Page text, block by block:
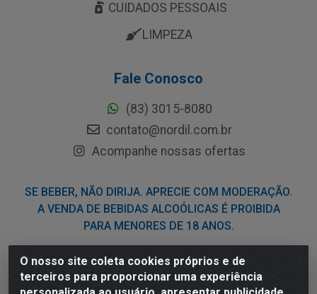
O nosso site coleta cookies próprios e de
terceiros para proporcionar uma experiência
CUIDADOS PESSOAIS
LIMPEZA
Fale Conosco
(83) 3015-8080
contato@nordil.com.br
Acompanhe nossas ofertas
SE BEBER, NÃO DIRIJA. APRECIE COM MODERAÇÃO.
A VENDA DE BEBIDAS ALCOÓLICAS É PROIBIDA
PARA MENORES DE 18 ANOS.
Nordil Distribuidora - Avenida Liberdade, 2738, Bloco F -
Sesi - Bayeux/PB - CEP 58.111-400 - CNPJ